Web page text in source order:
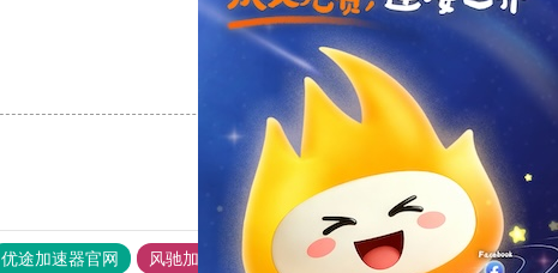
支持
优途加速器官网 风驰加速器 旋风加速器